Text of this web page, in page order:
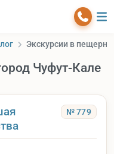
Экскурсии в
Чуфут-Кале
№ 779